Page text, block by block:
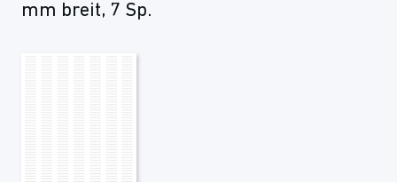
mm breit, 7 Sp.